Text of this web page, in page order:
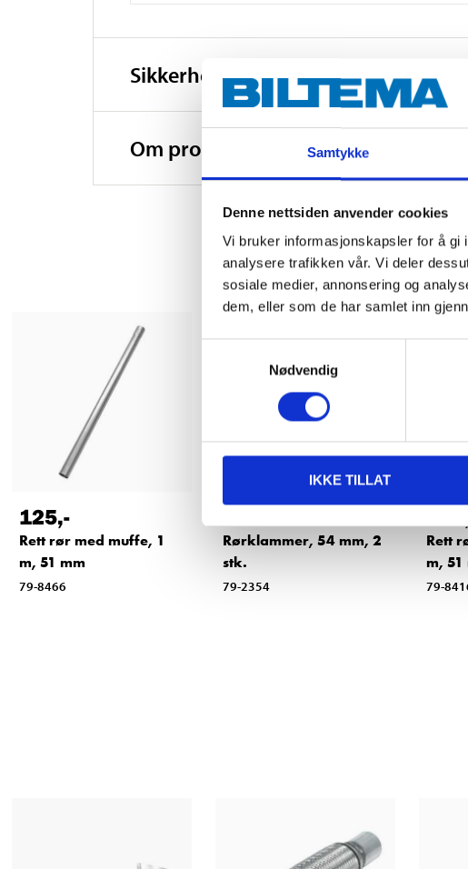
Samtykke
Denne nettsiden anvender cookies
Vi bruker informasjonskapsler for å gi
analysere trafikken vår. Vi deler
sosiale medier, annonsering og
dem, eller som de har samlet inn
Nødvendig
IKKE TILLAT
Sikkerhetsinformasjon og øvrige
Om produsenten
125,-
Rett rør med muffe, 1
m, 51 mm
79-8466
Rørklammer, 54 mm, 2
stk.
79-2354
Rett
m, 51
79-